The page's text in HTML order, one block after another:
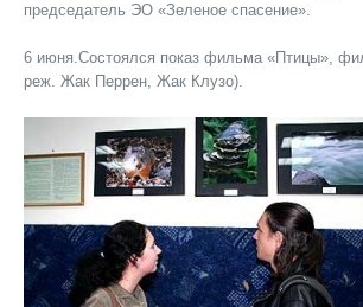
председатель ЭО «Зеленое спасение».
6 июня.Состоялся показ фильма «Птицы»,
реж. Жак Перрен, Жак Клузо).